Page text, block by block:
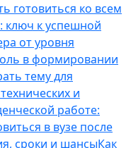
готовиться ко всем
ключ к успешной
от уровня
в формировании
тему для
и
работе:
в вузе после
сроки и шансыКак